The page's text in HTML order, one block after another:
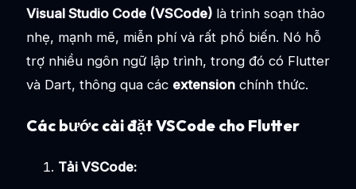
Visual Studio Code (VSCode) là trình soạn thảo
nhẹ, mạnh mẽ, miễn phí và rất phổ biến. Nó hỗ
trợ nhiều ngôn ngữ lập trình, trong đó có Flutter
và Dart, thông qua các extension chính thức.
Các bước cài đặt VSCode cho Flutter
Tải VSCode: